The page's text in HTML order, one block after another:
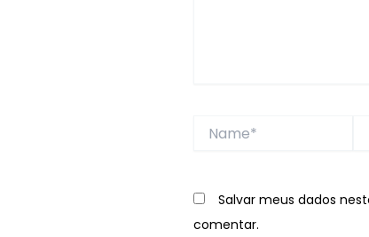
Salvar meus dados
comentar.